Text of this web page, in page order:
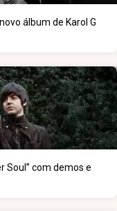
álbum de Karol G
Soul” com demos e